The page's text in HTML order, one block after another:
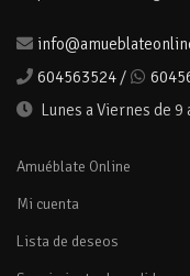
604563524 /
Lunes a Viernes de 9
Amuéblate Online
Mi cuenta
Lista de deseos